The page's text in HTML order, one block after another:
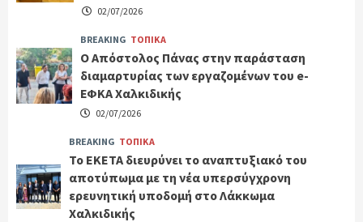
02/07/2026
BREAKING ΤΟΠΙΚΑ
Ο Απόστολος Πάνας στην παράσταση
διαμαρτυρίας των εργαζομένων του e-
ΕΦΚΑ Χαλκιδικής
02/07/2026
BREAKING ΤΟΠΙΚΑ
Το ΕΚΕΤΑ διευρύνει το αναπτυξιακό του
αποτύπωμα με τη νέα υπερσύγχρονη
ερευνητική υποδομή στο Λάκκωμα
Χαλκιδικής